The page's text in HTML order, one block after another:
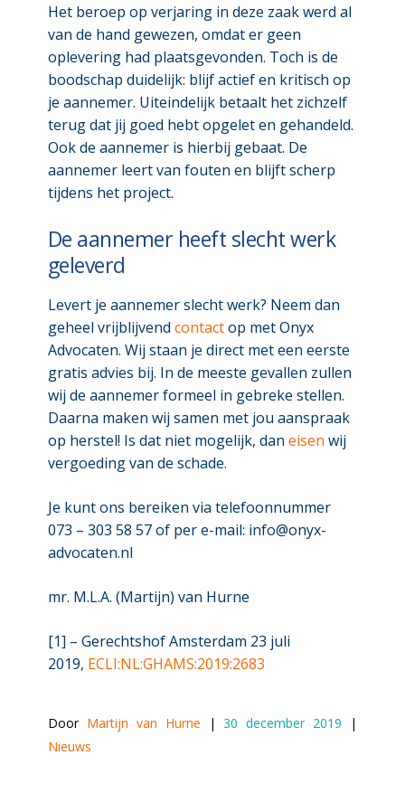
Het beroep op verjaring in deze zaak werd al
van de hand gewezen, omdat er geen
oplevering had plaatsgevonden. Toch is de
boodschap duidelijk: blijf actief en kritisch op
je aannemer. Uiteindelijk betaalt het zichzelf
terug dat jij goed hebt opgelet en gehandeld.
Ook de aannemer is hierbij gebaat. De
aannemer leert van fouten en blijft scherp
tijdens het project.
De aannemer heeft slecht werk
geleverd
Levert je aannemer slecht werk? Neem dan
geheel vrijblijvend contactop met Onyx
Advocaten. Wij staan je direct met een eerste
gratis advies bij. In de meeste gevallen zullen
wij de aannemer formeel in gebreke stellen.
Daarna maken wij samen met jou aanspraak
op herstel! Is dat niet mogelijk, dan eisen wij
vergoeding van de schade.
Je kunt ons bereiken via telefoonnummer
073 – 303 58 57 of per e-mail: info@onyx-
advocaten.nl
mr. M.L.A. (Martijn) van Hurne
[1] – Gerechtshof Amsterdam 23 juli
2019, ECLI:NL:GHAMS:2019:2683
Door Martijn van Hurne | 30 december 2019
Nieuws